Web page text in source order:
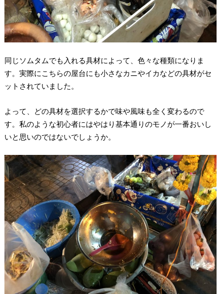
同じソムタムでも入れる具材によって、色々な種類になりま
す。実際にこちらの屋台にも小さなカニやイカなどの具材がセ
ットされていました。
よって、どの具材を選択するかで味や風味も全く変わるので
す。私のような初心者にはやはり基本通りのモノが一番おいし
いと思いのではないでしょうか。